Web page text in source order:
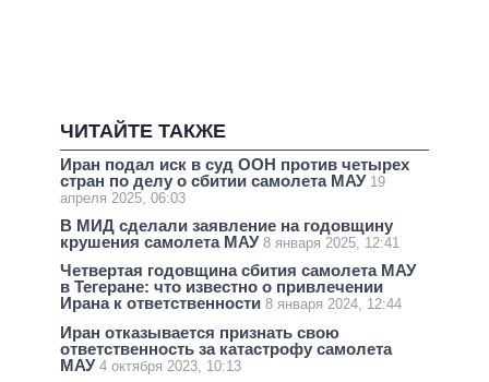
ЧИТАЙТЕ ТАКЖЕ
Иран подал иск в суд ООН против четырех
стран по делу о сбитии самолета МАУ 19
апреля 2025, 06:03
В МИД сделали заявление на годовщину
крушения самолета МАУ 8 января 2025, 12:41
Четвертая годовщина сбития самолета МАУ
в Тегеране: что известно о привлечении
Ирана к ответственности 8 января 2024, 12:44
Иран отказывается признать свою
ответственность за катастрофу самолета
МАУ 4 октября 2023, 10:13